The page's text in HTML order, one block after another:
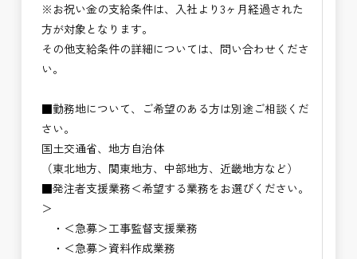
※お祝い金の支給条件は、入社より3ヶ月経過された
方が対象となります。
その他支給条件の詳細については、問い合わせくださ
い。
■勤務地について、ご希望のある方は別途ご相談くだ
さい。
国土交通省、地方自治体
（東北地方、関東地方、中部地方、近畿地方など）
■発注者支援業務＜希望する業務をお選びください。
＞
・＜急募＞工事監督支援業務
・＜急募＞資料作成業務